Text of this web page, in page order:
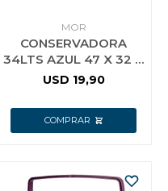
MOR
CONSERVADORA
34LTS AZUL 47 X 32 X
41
USD 19,90